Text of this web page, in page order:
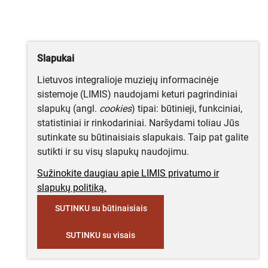
Slapukai
Lietuvos integralioje muziejų informacinėje
sistemoje (LIMIS) naudojami keturi pagrindiniai
slapukų (angl. cookies) tipai: būtinieji, funkciniai,
statistiniai ir rinkodariniai. Naršydami toliau Jūs
sutinkate su būtinaisiais slapukais. Taip pat galite
sutikti ir su visų slapukų naudojimu.
Sužinokite daugiau apie LIMIS privatumo ir
slapukų politiką.
SUTINKU su būtinaisiais
SUTINKU su visais